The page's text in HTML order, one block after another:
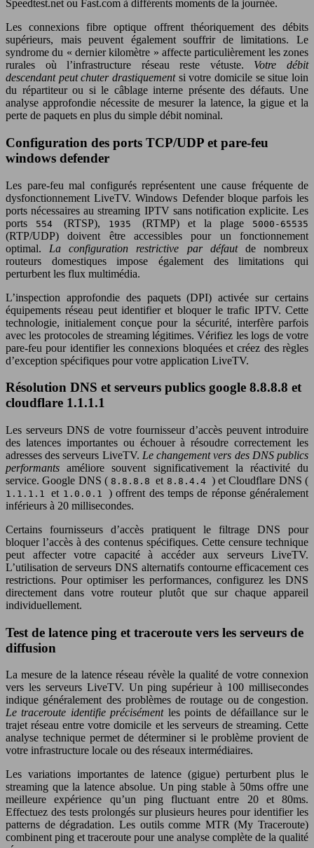
Speedtest.net ou Fast.com à différents moments de la journée.
Les connexions fibre optique offrent théoriquement des débits
supérieurs, mais peuvent également souffrir de limitations. Le
syndrome du « dernier kilomètre » affecte particulièrement les zones
rurales où l’infrastructure réseau reste vétuste. Votre débit
descendant peut chuter drastiquement si votre domicile se situe loin
du répartiteur ou si le câblage interne présente des défauts. Une
analyse approfondie nécessite de mesurer la latence, la gigue et la
perte de paquets en plus du simple débit nominal.
Configuration des ports TCP/UDP et pare-feu
windows defender
Les pare-feu mal configurés représentent une cause fréquente de
dysfonctionnement LiveTV. Windows Defender bloque parfois les
ports nécessaires au streaming IPTV sans notification explicite. Les
ports
554 (RTSP), 1935 (RTMP) et la plage 5000-65535
(RTP/UDP) doivent être accessibles pour un fonctionnement
optimal. La configuration restrictive par défaut de nombreux
routeurs domestiques impose également des limitations qui
perturbent les flux multimédia.
L’inspection approfondie des paquets (DPI) activée sur certains
équipements réseau peut identifier et bloquer le trafic IPTV. Cette
technologie, initialement conçue pour la sécurité, interfère parfois
avec les protocoles de streaming légitimes. Vérifiez les logs de votre
pare-feu pour identifier les connexions bloquées et créez des règles
d’exception spécifiques pour votre application LiveTV.
Résolution DNS et serveurs publics google 8.8.8.8 et
cloudflare 1.1.1.1
Les serveurs DNS de votre fournisseur d’accès peuvent introduire
des latences importantes ou échouer à résoudre correctement les
adresses des serveurs LiveTV. Le changement vers des DNS publics
performantsaméliore souvent significativement la réactivité du
service. Google DNS ( 8.8.8.8et 8.8.4.4 ) et Cloudflare DNS (
1.1.1.1et 1.0.0.1 ) offrent des temps de réponse généralement
inférieurs à 20 millisecondes.
Certains fournisseurs d’accès pratiquent le filtrage DNS pour
bloquer l’accès à des contenus spécifiques. Cette censure technique
peut affecter votre capacité à accéder aux serveurs LiveTV.
L’utilisation de serveurs DNS alternatifs contourne efficacement ces
restrictions. Pour optimiser les performances, configurez les DNS
directement dans votre routeur plutôt que sur chaque appareil
individuellement.
Test de latence ping et traceroute vers les serveurs de
diffusion
La mesure de la latence réseau révèle la qualité de votre connexion
vers les serveurs LiveTV. Un ping supérieur à 100 millisecondes
indique généralement des problèmes de routage ou de congestion.
Le traceroute identifie précisément les points de défaillance sur le
trajet réseau entre votre domicile et les serveurs de streaming. Cette
analyse technique permet de déterminer si le problème provient de
votre infrastructure locale ou des réseaux intermédiaires.
Les variations importantes de latence (gigue) perturbent plus le
streaming que la latence absolue. Un ping stable à 50ms offre une
meilleure expérience qu’un ping fluctuant entre 20 et 80ms.
Effectuez des tests prolongés sur plusieurs heures pour identifier les
patterns de dégradation. Les outils comme MTR (My Traceroute)
combinent ping et traceroute pour une analyse complète de la qualité